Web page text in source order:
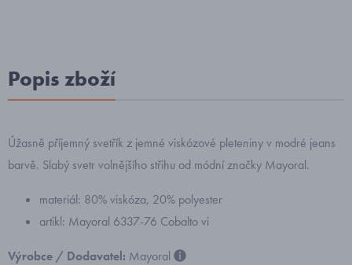
Popis zboží
Úžasně příjemný svetřík z jemné viskózové pleteniny v modré jeans
barvě. Slabý svetr volnějšího střihu od módní značky Mayoral.
materiál: 80% viskóza, 20% polyester
artikl: Mayoral 6337-76 Cobalto vi
Výrobce / Dodavatel: Mayoral